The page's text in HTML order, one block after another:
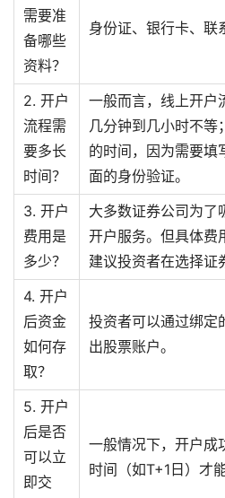
需要准
备哪些
资料？
身份证、银行卡、联
2. 开户
流程需
要多长
时间？
一般而言，线上开户
几分钟到几小时不等
的时间，因为需要填
面的身份验证。
3. 开户
费用是
多少？
大多数证券公司为了
开户服务。但具体费
建议投资者在选择证
4. 开户
后资金
如何存
取？
投资者可以通过绑定
出股票账户。
5. 开户
后是否
可以立
即交
一般情况下，开户成
时间（如T+1日）才